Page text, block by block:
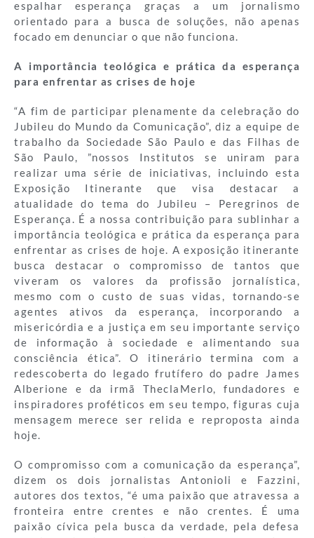
espalhar esperança graças a um jornalismo
orientado para a busca de soluções, não apenas
focado em denunciar o que não funciona.
A importância teológica e prática da esperança
para enfrentar as crises de hoje
“A fim de participar plenamente da celebração do
Jubileu do Mundo da Comunicação”, diz a equipe de
trabalho da Sociedade São Paulo e das Filhas de
São Paulo, ”nossos Institutos se uniram para
realizar uma série de iniciativas, incluindo esta
Exposição Itinerante que visa destacar a
atualidade do tema do Jubileu – Peregrinos de
Esperança. É a nossa contribuição para sublinhar a
importância teológica e prática da esperança para
enfrentar as crises de hoje. A exposição itinerante
busca destacar o compromisso de tantos que
viveram os valores da profissão jornalística,
mesmo com o custo de suas vidas, tornando-se
agentes ativos da esperança, incorporando a
misericórdia e a justiça em seu importante serviço
de informação à sociedade e alimentando sua
consciência ética”. O itinerário termina com a
redescoberta do legado frutífero do padre James
Alberione e da irmã TheclaMerlo, fundadores e
inspiradores proféticos em seu tempo, figuras cuja
mensagem merece ser relida e reproposta ainda
hoje.
O compromisso com a comunicação da esperança”,
dizem os dois jornalistas Antonioli e Fazzini,
autores dos textos, “é uma paixão que atravessa a
fronteira entre crentes e não crentes. É uma
paixão cívica pela busca da verdade, pela defesa